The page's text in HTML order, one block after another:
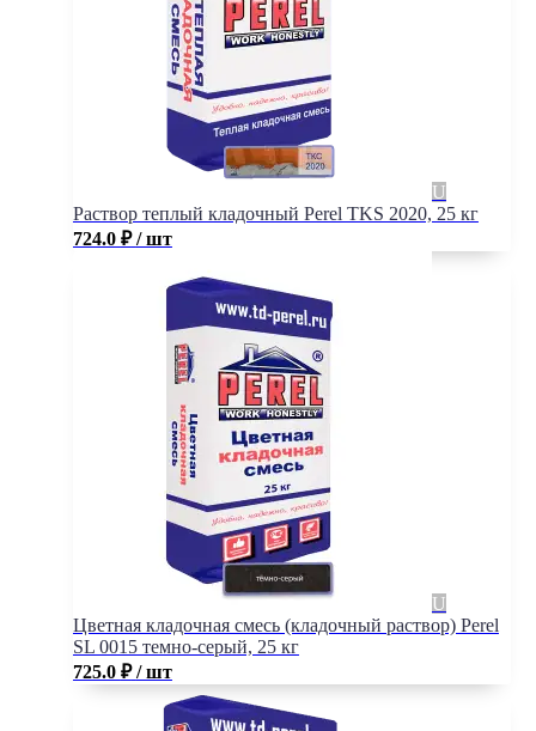
Раствор теплый кладочный Perel TKS 2020, 25 кг
724.0 ₽ / шт
Цветная кладочная смесь (кладочный раствор) Perel
SL 0015 темно-серый, 25 кг
725.0 ₽ / шт